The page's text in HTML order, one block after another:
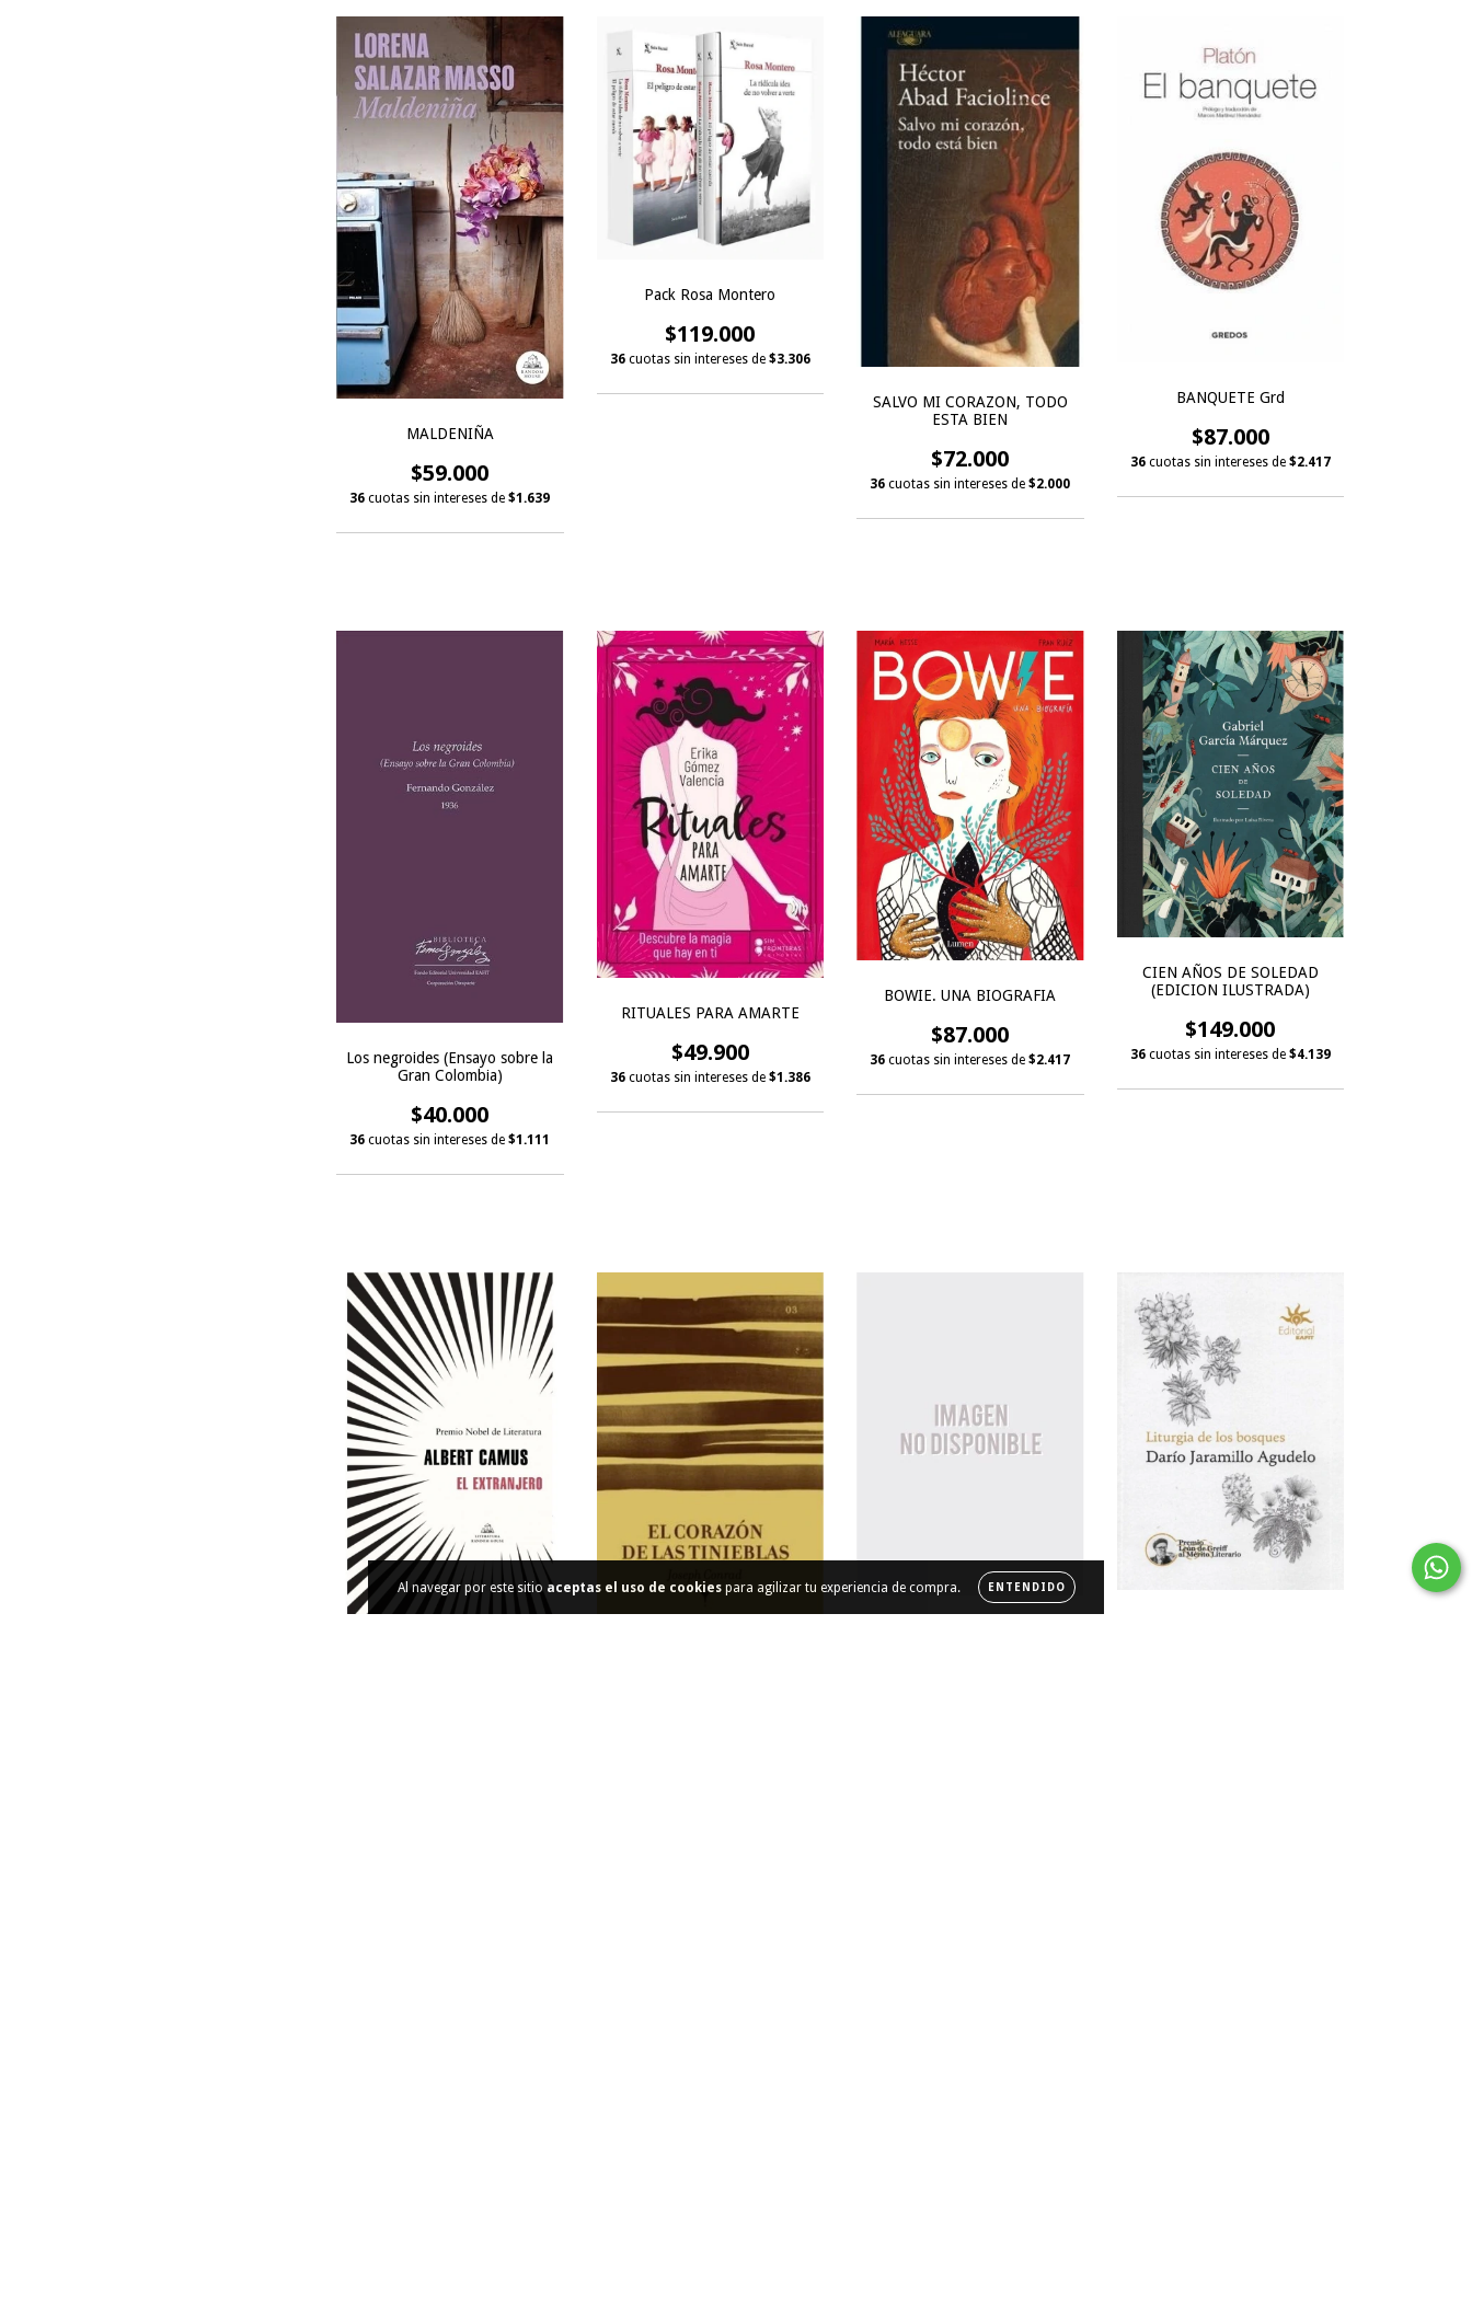
Al navegar por este sitio aceptas el uso de cookiespara agilizar tu experiencia de compra. ENTENDIDO
MALDENIÑA
$59.000
36 cuotas sin intereses de$1.639
Pack Rosa Montero
$119.000
36 cuotas sin intereses de $3.306
SALVO MI CORAZON, TODO
ESTA BIEN
$72.000
36 cuotas sin intereses de$2.000
BANQUETE Grd
$87.000
36 cuotas sin intereses de $2.417
Los negroides (Ensayo sobre la
Gran Colombia)
$40.000
36 cuotas sin intereses de$1.111
RITUALES PARA AMARTE
$49.900
36 cuotas sin intereses de $1.386
BOWIE. UNA BIOGRAFIA
$87.000
36 cuotas sin intereses de$2.417
CIEN AÑOS DE SOLEDAD
(EDICION ILUSTRADA)
$149.000
36 cuotas sin intereses de $4.139